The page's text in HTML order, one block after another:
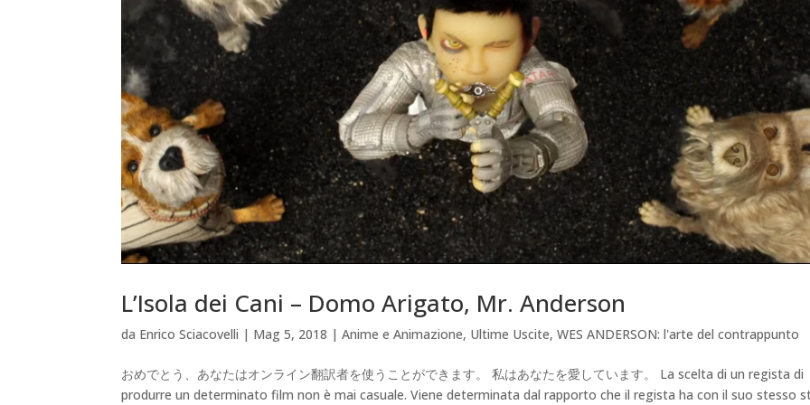
L’Isola dei Cani – Domo Arigato, Mr. Anderson
da Enrico Sciacovelli | Mag 5, 2018 |Anime e Animazione, Ultime Uscite,WES ANDERSON: l'arte del contrappunto
おめでとう、あなたはオンライン翻訳者を使うことができます。 私はあなたを愛しています。 La scelta di un regista di
produrre un determinato film non è mai casuale. Viene determinata dal rapporto che il regista ha con il suo stesso